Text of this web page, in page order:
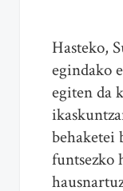
Hasteko,
egindako
egiten da
behaketei
funtsezko